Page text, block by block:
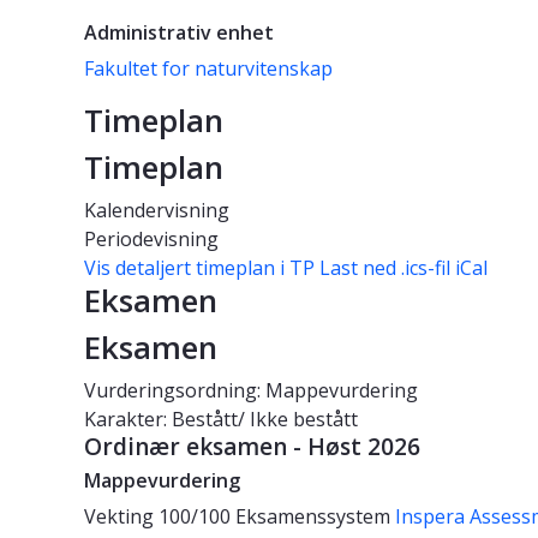
Administrativ enhet
Fakultet for naturvitenskap
Timeplan
Timeplan
Kalendervisning
Periodevisning
Vis detaljert timeplan i TP Last ned .ics-fil iCal
Eksamen
Eksamen
Vurderingsordning: Mappevurdering
Karakter: Bestått/ Ikke bestått
Ordinær eksamen - Høst 2026
Mappevurdering
Vekting 100/100 Eksamenssystem Inspera